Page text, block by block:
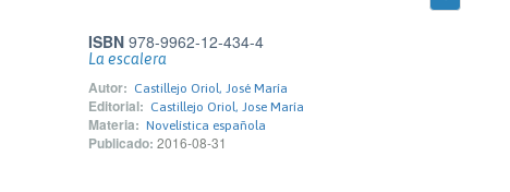
ISBN 978-9962-12-434-4
La escalera
Autor: Castillejo Oriol, José María
Editorial: Castillejo Oriol, Jose María
Materia: Novelística española
Publicado: 2016-08-31